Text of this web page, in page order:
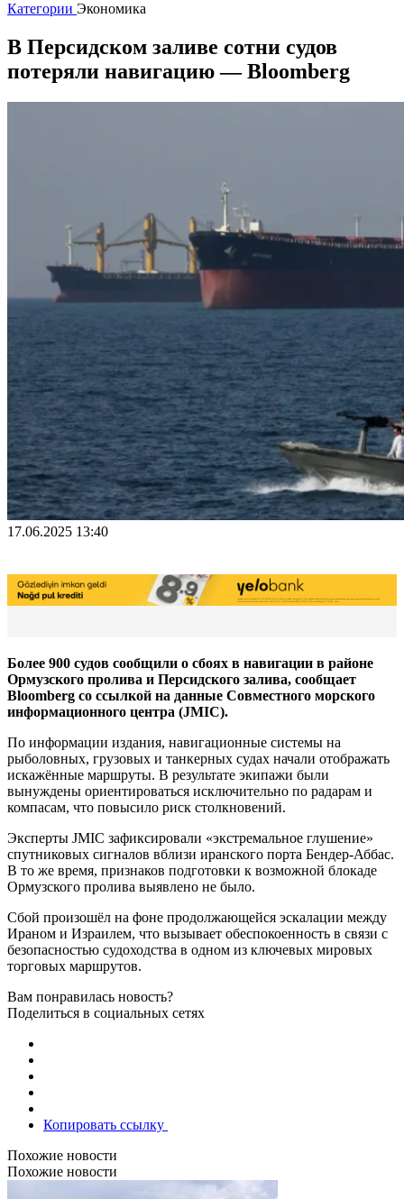
Категории Экономика
В Персидском заливе сотни судов
потеряли навигацию — Bloomberg
17.06.2025 13:40
Более 900 судов сообщили о сбоях в навигации в районе
Ормузского пролива и Персидского залива, сообщает
Bloomberg со ссылкой на данные Совместного морского
информационного центра (JMIC).
По информации издания, навигационные системы на
рыболовных, грузовых и танкерных судах начали отображать
искажённые маршруты. В результате экипажи были
вынуждены ориентироваться исключительно по радарам и
компасам, что повысило риск столкновений.
Эксперты JMIC зафиксировали «экстремальное глушение»
спутниковых сигналов вблизи иранского порта Бендер-Аббас.
В то же время, признаков подготовки к возможной блокаде
Ормузского пролива выявлено не было.
Сбой произошёл на фоне продолжающейся эскалации между
Ираном и Израилем, что вызывает обеспокоенность в связи с
безопасностью судоходства в одном из ключевых мировых
торговых маршрутов.
Вам понравилась новость?
Поделиться в социальных сетях
Копировать ссылку
Похожие новости
Похожие новости